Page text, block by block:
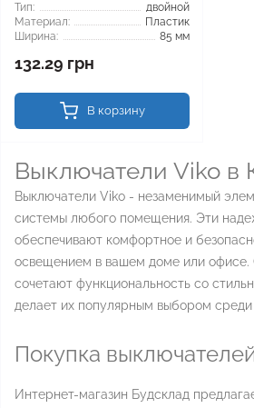
Тип:
двойной
Материал:
Пластик
Ширина:
85 мм
132.29 грн
В корзину
Выключатели Viko в
Выключатели Viko - незаменимый
системы любого помещения. Эти
обеспечивают комфортное и
освещением в вашем доме или
сочетают функциональность со
делает их популярным выбором среди
Покупка
Интернет-магазин Будсклад